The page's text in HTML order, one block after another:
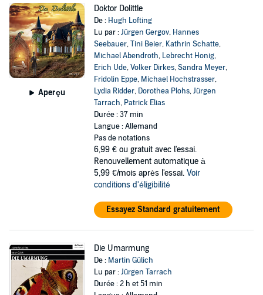
Aperçu
Doktor Dolittle
De : Hugh Lofting
Lu par :Jürgen Gergov, Hannes
Seebauer,Tini Beier, Kathrin Schatte,
Michael Abendroth, Lebrecht Honig,
Erich Ude,Volker Dirkes,Sandra Meyer,
Fridolin Eppe, Michael Hochstrasser,
Lydia Ridder, Dorothea Plohs,Jürgen
Tarrach, Patrick Elias
Durée : 37 min
Langue : Allemand
Pas de notations
6,99 € ou gratuit avec l'essai.
Renouvellement automatique à
5,99 €/mois après l'essai. Voir
conditions d'éligibilité
Essayez Standard gratuitement
Die Umarmung
De : Martin Gülich
Lu par :Jürgen Tarrach
Durée : 2 h et 51 min